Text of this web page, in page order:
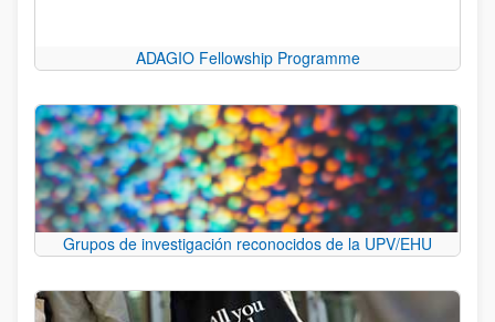
ADAGIO Fellowship Programme
Grupos de investigación reconocidos de la UPV/EHU